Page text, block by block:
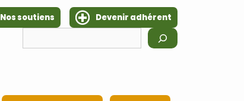
Nos soutiens
Devenir adhérent